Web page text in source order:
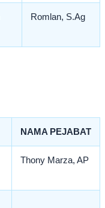
Romlan, S.Ag
NAMA PEJABAT
Thony Marza, AP